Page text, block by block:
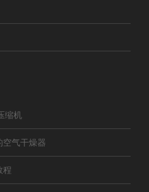
缩机
空气干燥器
程